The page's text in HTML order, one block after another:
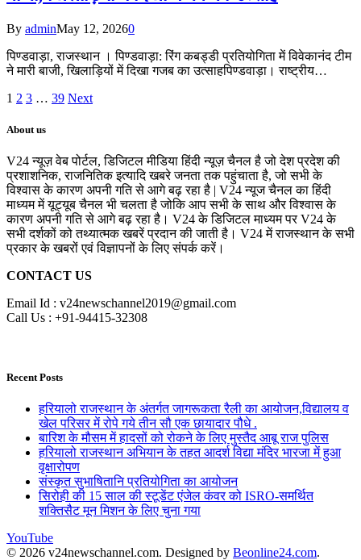
By adminMay 12, 20260
पिण्डवाड़ा, राजस्थान । पिण्डवाड़ा: रिंग कबड्डी प्रतियोगिता में विवेकानंद टीम
ने मारी बाजी, खिलाड़ियों में दिखा गजब का उत्साह​पिण्डवाड़ा। राष्ट्रीय…
1 2 3 … 39 Next
About us
V24 न्यूज़ वेब पोर्टल, डिजिटल मीडिया हिंदी न्यूज़ चैनल है जो देश प्रदेश की
प्रशाशनिक, राजनितिक इत्यादि खबरे जनता तक पहुंचाता है, जो सभी के
विश्वास के कारण अपनी गति से आगे बढ़ रहा है | V24 न्यूज चैनल का हिंदी
माध्यम में यूट्यूब चैनल भी चलता है जोकि आप सभी के साथ और विश्वास के
कारण अपनी गति से आगे बढ़ रहा है। V24 के डिजिटल माध्यम पर V24 के
सभी दर्शकों को तथ्यात्मक खबरें प्रदान की जाती है। V24 में राजस्थान के सभी
प्रकार के खबरों एवं विज्ञापनों के लिए संपर्क करें।
CONTACT US
Email Id : v24newschannel2019@gmail.com
Call Us : +91-94415-32308
Recent Posts
हरियालो राजस्थान के अंतर्गत जागरूकता रैली का आयोजन,विद्यालय व
खेल परिसर में रोपे गये तीन सौ एक छायादार पौधे .
बारिश के मौसम में हादसों को रोकने के लिए मुस्तैद आबू राज पुलिस
हरियालो राजस्थान अभियान के तहत आदर्श विद्या मंदिर भारजा में हुआ
वृक्षारोपण
संस्कृत सुभाषितानि प्रतियोगिता का आयोजन
सिरोही की 15 साल की स्टूडेंट एंजेल कंवर को ISRO-समर्थित
शक्तिसैट मून मिशन के लिए चुना गया
YouTube
© 2026 v24newschannel.com. Designed by Beonline24.com.